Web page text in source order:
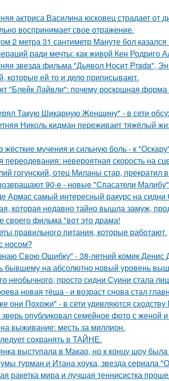
актриса Василина юсковец страдает от
воспринимает свое отражение.
2 метра 31 сантиметр Мануте бол
ради мечты: как живой Кен Родриго
звезда фильма "Дьявол Носит Prada",
которые ей то и дело приписывают.
"Блейк Лайвли": почему роскошная форма
Такую Шикарную Женщину" - в сети
Николь кидман переживает тяжёлый
жёсткие мучения и сильную боль - к
переодевания: невероятная скорость на
гогунский, отец Миланы стар, прекратил
90-е - новые "Спасатели
Армас самый интересный ракурс на
которая недавно тайно вышла замуж,
своего фильма "вот это драма!
правильного питания, которые работают.
носом?
Свою Ошибку" - 38-летний комик Денис
бывшему на абсолютно новый уровень
необычного, просто сидни Суини стала
новая тёща - и возраст снова стал
они Похожи" - в сети удивляются
опубликовал семейное фото с женой
выживание: месть за миллион.
сохранять в ТАЙНЕ.
выступала в Макао, но к концу шоу
турман и Итана хоука, звезда
ракетка мира и лучшая теннисистка